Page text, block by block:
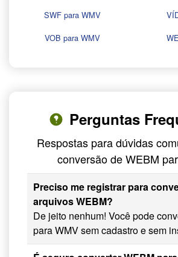
SWF para WMV
VOB para WMV
Perguntas
Respostas para dúvidas
conversão de WEBM
Preciso me registrar para
arquivos WEBM?
De jeito nenhum! Você pode
para WMV sem cadastro e sem